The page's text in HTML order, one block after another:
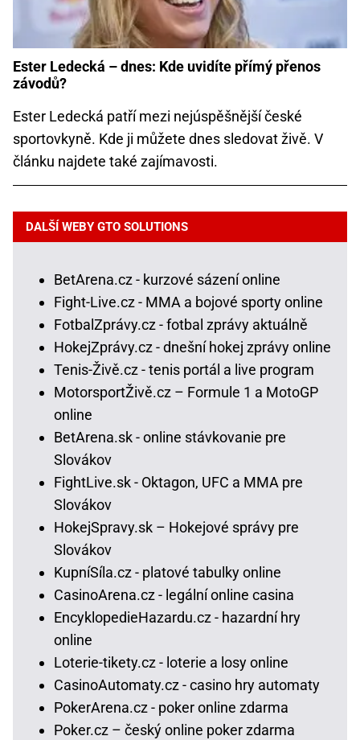
Ester Ledecká – dnes: Kde uvidíte přímý přenos
závodů?
Ester Ledecká patří mezi nejúspěšnější české
sportovkyně. Kde ji můžete dnes sledovat živě. V
článku najdete také zajímavosti.
DALŠÍ WEBY GTO SOLUTIONS
BetArena.cz - kurzové sázení online
Fight-Live.cz - MMA a bojové sporty online
FotbalZprávy.cz - fotbal zprávy aktuálně
HokejZprávy.cz - dnešní hokej zprávy online
Tenis-Živě.cz - tenis portál a live program
MotorsportŽivě.cz – Formule 1 a MotoGP
online
BetArena.sk - online stávkovanie pre
Slovákov
FightLive.sk - Oktagon, UFC a MMA pre
Slovákov
HokejSpravy.sk – Hokejové správy pre
Slovákov
KupníSíla.cz - platové tabulky online
CasinoArena.cz - legální online casina
EncyklopedieHazardu.cz - hazardní hry
online
Loterie-tikety.cz - loterie a losy online
CasinoAutomaty.cz - casino hry automaty
PokerArena.cz - poker online zdarma
Poker.cz – český online poker zdarma